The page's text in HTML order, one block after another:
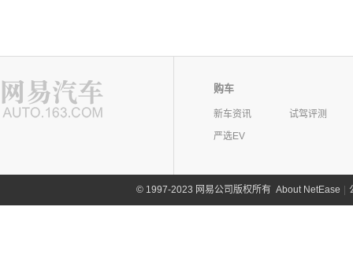
购车
新车资讯
试驾评测
严选EV
©1997-2023 网易公司版权所有 About NetEase